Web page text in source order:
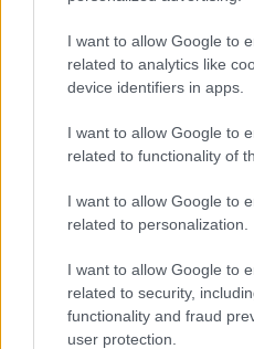
I want to allow Google to
related to analytics like
device identifiers in apps.
I want to allow Google to
related to functionality of
I want to allow Google to
related to personalization.
I want to allow Google to
related to security,
functionality and fraud
user protection.
Salmo finisce in
va avanti: “Sicilia,
Jovanotti, Gabry
Giorgia Meloni a
“Orgoglio e
Incendio nella